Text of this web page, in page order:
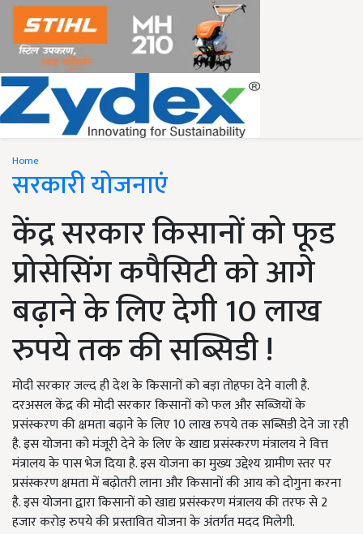
Home
सरकारी योजनाएं
केंद्र सरकार किसानों को फूड
प्रोसेसिंग कपैसिटी को आगे
बढ़ाने के लिए देगी 10 लाख
रुपये तक की सब्सिडी !
मोदी सरकार जल्द ही देश के किसानों को बड़ा तोहफा देने वाली है.
दरअसल केंद्र की मोदी सरकार किसानों को फल और सब्जियों के
प्रसंस्करण की क्षमता बढ़ाने के लिए 10 लाख रुपये तक सब्सिडी देने जा रही
है. इस योजना को मंजूरी देने के लिए के खाद्य प्रसंस्करण मंत्रालय ने वित्त
मंत्रालय के पास भेज दिया है. इस योजना का मुख्य उद्देश्य ग्रामीण स्तर पर
प्रसंस्करण क्षमता में बढ़ोतरी लाना और किसानों की आय को दोगुना करना
है. इस योजना द्वारा किसानों को खाद्य प्रसंस्करण मंत्रालय की तरफ से 2
हजार करोड़ रुपये की प्रस्तावित योजना के अंतर्गत मदद मिलेगी.